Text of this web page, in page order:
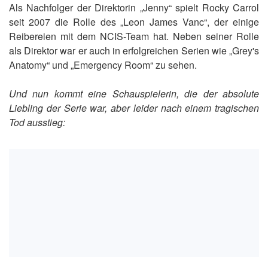
Als Nachfolger der Direktorin „Jenny“ spielt Rocky Carrol
seit 2007 die Rolle des „Leon James Vanc“, der einige
Reibereien mit dem NCIS-Team hat. Neben seiner Rolle
als Direktor war er auch in erfolgreichen Serien wie „Grey's
Anatomy“ und „Emergency Room“ zu sehen.
Und nun kommt eine Schauspielerin, die der absolute
Liebling der Serie war, aber leider nach einem tragischen
Tod ausstieg: